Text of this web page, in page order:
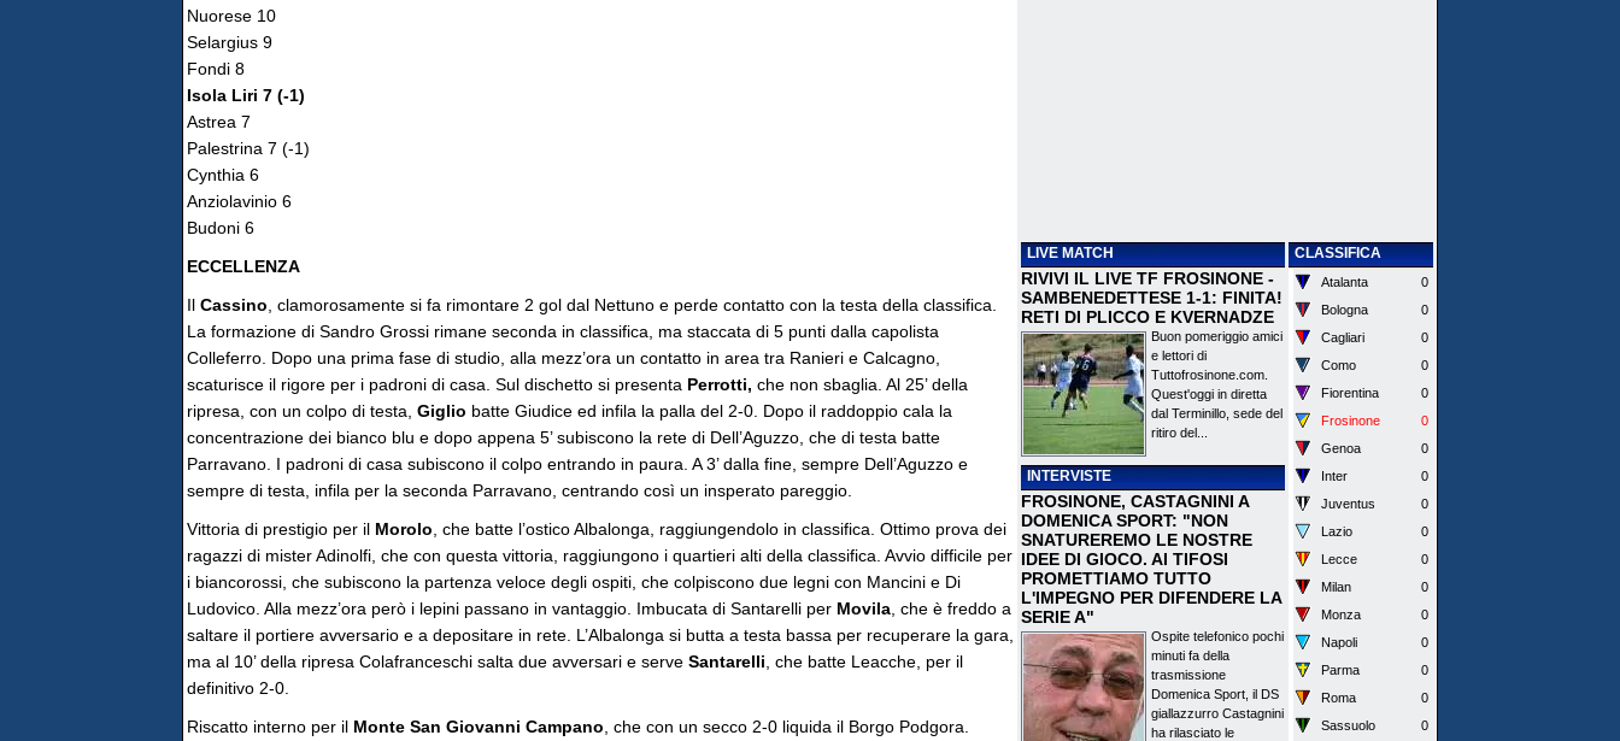
Nuorese 10
Selargius 9
Fondi 8
Isola Liri 7 (-1)
Astrea 7
Palestrina 7 (-1)
Cynthia 6
Anziolavinio 6
Budoni 6
ECCELLENZA
Il Cassino , clamorosamente si fa rimontare 2 gol dal Nettuno e perde contatto con la testa della classifica.
La formazione di Sandro Grossi rimane seconda in classifica, ma staccata di 5 punti dalla capolista
Colleferro. Dopo una prima fase di studio, alla mezz’ora un contatto in area tra Ranieri e Calcagno,
scaturisce il rigore per i padroni di casa. Sul dischetto si presenta Perrotti, che non sbaglia. Al 25’ della
ripresa, con un colpo di testa, Giglio batte Giudice ed infila la palla del 2-0. Dopo il raddoppio cala la
concentrazione dei bianco blu e dopo appena 5’ subiscono la rete di Dell’Aguzzo, che di testa batte
Parravano. I padroni di casa subiscono il colpo entrando in paura. A 3’ dalla fine, sempre Dell’Aguzzo e
sempre di testa, infila per la seconda Parravano, centrando così un insperato pareggio.
Vittoria di prestigio per il Morolo , che batte l’ostico Albalonga, raggiungendolo in classifica. Ottimo prova dei
ragazzi di mister Adinolfi, che con questa vittoria, raggiungono i quartieri alti della classifica. Avvio difficile per
i biancorossi, che subiscono la partenza veloce degli ospiti, che colpiscono due legni con Mancini e Di
Ludovico. Alla mezz’ora però i lepini passano in vantaggio. Imbucata di Santarelli per Movila , che è freddo a
saltare il portiere avversario e a depositare in rete. L’Albalonga si butta a testa bassa per recuperare la gara,
ma al 10’ della ripresa Colafranceschi salta due avversari e serve Santarelli , che batte Leacche, per il
definitivo 2-0.
Riscatto interno per il Monte San Giovanni Campano , che con un secco 2-0 liquida il Borgo Podgora.
LIVE MATCH
RIVIVI IL LIVE TF FROSINONE -
SAMBENEDETTESE 1-1: FINITA!
RETI DI PLICCO E KVERNADZE
Buon pomeriggio amici
e lettori di
Tuttofrosinone.com.
Quest'oggi in diretta
dal Terminillo, sede del
ritiro del...
INTERVISTE
FROSINONE, CASTAGNINI A
DOMENICA SPORT: "NON
SNATUREREMO LE NOSTRE
IDEE DI GIOCO. AI TIFOSI
PROMETTIAMO TUTTO
L'IMPEGNO PER DIFENDERE LA
SERIE A"
Ospite telefonico pochi
minuti fa della
trasmissione
Domenica Sport, il DS
giallazzurro Castagnini
ha rilasciato le
CLASSIFICA
Atalanta
0
Bologna
0
Cagliari
0
Como
0
Fiorentina
0
Frosinone
0
Genoa
0
Inter
0
Juventus
0
Lazio
0
Lecce
0
Milan
0
Monza
0
Napoli
0
Parma
0
Roma
0
Sassuolo
0